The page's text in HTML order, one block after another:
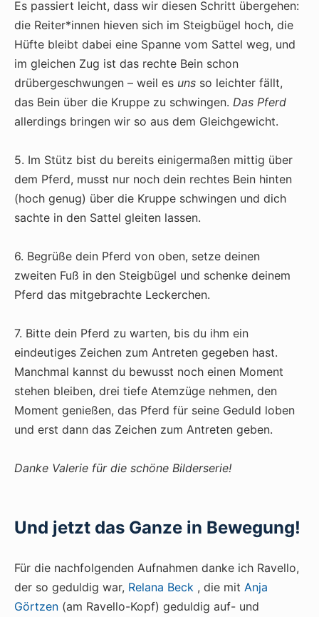
Es passiert leicht, dass wir diesen Schritt übergehen:
die Reiter*innen hieven sich im Steigbügel hoch, die
Hüfte bleibt dabei eine Spanne vom Sattel weg, und
im gleichen Zug ist das rechte Bein schon
drübergeschwungen – weil es uns so leichter fällt,
das Bein über die Kruppe zu schwingen. Das Pferd
allerdings bringen wir so aus dem Gleichgewicht.
5. Im Stütz bist du bereits einigermaßen mittig über
dem Pferd, musst nur noch dein rechtes Bein hinten
(hoch genug) über die Kruppe schwingen und dich
sachte in den Sattel gleiten lassen.
6. Begrüße dein Pferd von oben, setze deinen
zweiten Fuß in den Steigbügel und schenke deinem
Pferd das mitgebrachte Leckerchen.
7. Bitte dein Pferd zu warten, bis du ihm ein
eindeutiges Zeichen zum Antreten gegeben hast.
Manchmal kannst du bewusst noch einen Moment
stehen bleiben, drei tiefe Atemzüge nehmen, den
Moment genießen, das Pferd für seine Geduld loben
und erst dann das Zeichen zum Antreten geben.
Danke Valerie für die schöne Bilderserie!
Und jetzt das Ganze in Bewegung!
Für die nachfolgenden Aufnahmen danke ich Ravello,
der so geduldig war, Relana Beck , die mit Anja
Görtzen (am Ravello-Kopf) geduldig auf- und